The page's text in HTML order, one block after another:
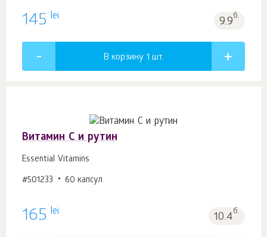
145 lei 9.9б.
В корзину 1 шт.
Витамин С и рутин
Essential Vitamins
#501233 60 капсул
165 lei 10.4б.